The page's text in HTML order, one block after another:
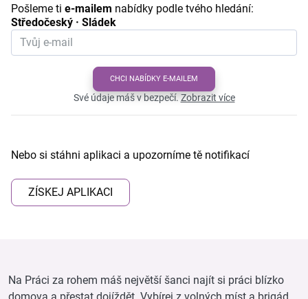
Pošleme ti e-mailem nabídky podle tvého hledání:
Středočeský · Sládek
CHCI NABÍDKY E-MAILEM
Své údaje máš v bezpečí.Zobrazit více
Nebo si stáhni aplikaci a upozorníme tě notifikací
ZÍSKEJ APLIKACI
Na Práci za rohem máš největší šanci najít si práci blízko
domova a přestat dojíždět. Vybírej z volných míst a brigád